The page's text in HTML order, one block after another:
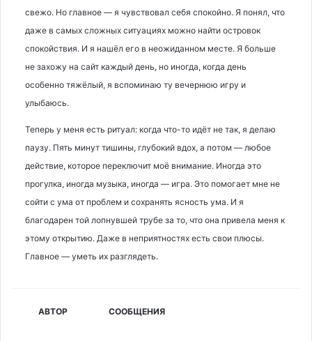
свежо. Но главное — я чувствовал себя спокойно. Я понял, что
даже в самых сложных ситуациях можно найти островок
спокойствия. И я нашёл его в неожиданном месте. Я больше
не захожу на сайт каждый день, но иногда, когда день
особенно тяжёлый, я вспоминаю ту вечернюю игру и
улыбаюсь.
Теперь у меня есть ритуал: когда что-то идёт не так, я делаю
паузу. Пять минут тишины, глубокий вдох, а потом — любое
действие, которое переключит моё внимание. Иногда это
прогулка, иногда музыка, иногда — игра. Это помогает мне не
сойти с ума от проблем и сохранять ясность ума. И я
благодарен той лопнувшей трубе за то, что она привела меня к
этому открытию. Даже в неприятностях есть свои плюсы.
Главное — уметь их разглядеть.
АВТОР СООБЩЕНИЯ